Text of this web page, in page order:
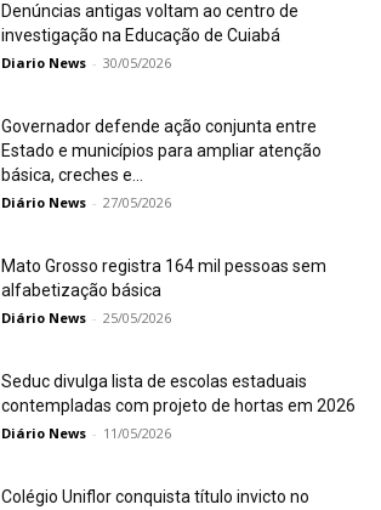
Denúncias antigas voltam ao centro de
investigação na Educação de Cuiabá
Diario News - 30/05/2026
Governador defende ação conjunta entre
Estado e municípios para ampliar atenção
básica, creches e...
Diário News - 27/05/2026
Mato Grosso registra 164 mil pessoas sem
alfabetização básica
Diário News - 25/05/2026
Seduc divulga lista de escolas estaduais
contempladas com projeto de hortas em 2026
Diário News - 11/05/2026
Colégio Uniflor conquista título invicto no